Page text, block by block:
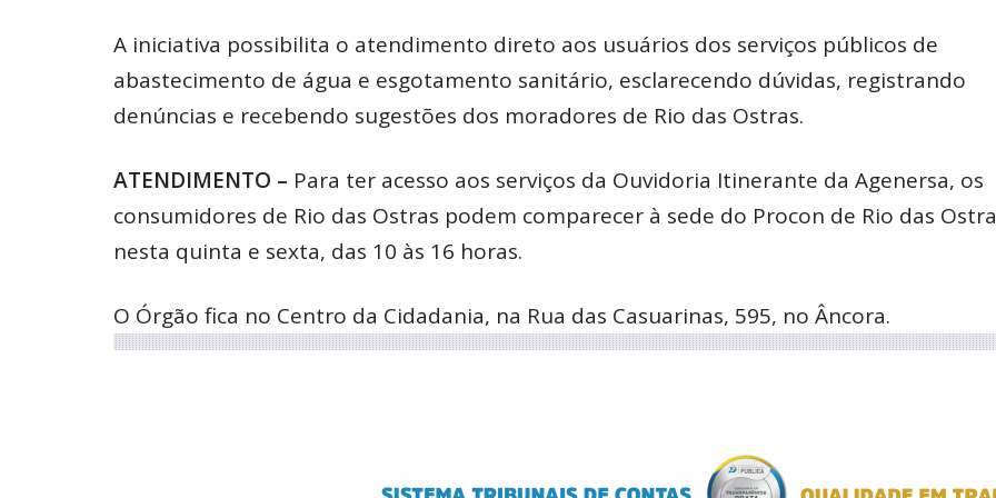
A iniciativa possibilita o atendimento direto aos usuários dos serviços públicos de
abastecimento de água e esgotamento sanitário, esclarecendo dúvidas, registrando
denúncias e recebendo sugestões dos moradores de Rio das Ostras.
ATENDIMENTO – Para ter acesso aos serviços da Ouvidoria Itinerante da Agenersa, os
consumidores de Rio das Ostras podem comparecer à sede do Procon de Rio das
nesta quinta e sexta, das 10 às 16 horas.
O Órgão fica no Centro da Cidadania, na Rua das Casuarinas, 595, no Âncora.